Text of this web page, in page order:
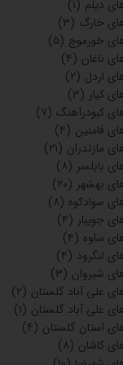
فیروزآباد استان فارس
لار (۱۱)
استان فارس
گراش (۴)
فیروزآباد فارس
جهرم (۴)
استهبال
(۵)
بوانات
فسا
های مرودشت (۴)
استان خوزستان
ایذه (۶)
دزفول (۴)
رامهرمز (۵)
شادگان
(۲)
شادگان (۶)
رامشیر (۴)
دیلم
خارگ (۳)
خورموج (۵)